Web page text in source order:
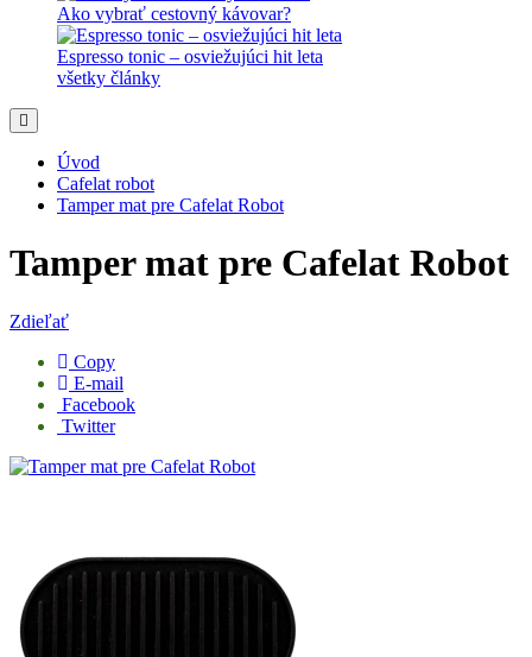
Ako vybrať cestovný kávovar?
Espresso tonic – osviežujúci hit leta
všetky články
Úvod
Cafelat robot
Tamper mat pre Cafelat Robot
Tamper mat pre Cafelat Robot
Zdieľať
Copy
E-mail
Facebook
Twitter